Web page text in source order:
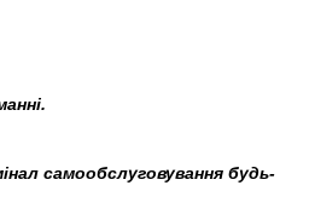
самообслуговування будь-